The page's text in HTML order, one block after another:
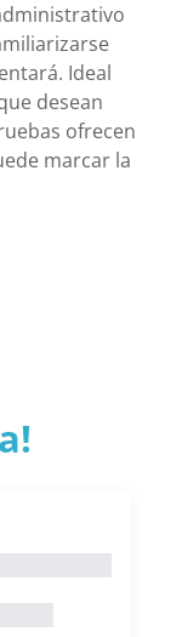
Ideal
desean
ofrecen
marcar la